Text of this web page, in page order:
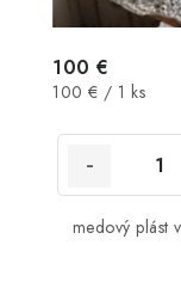
100 €
Jednotková
100 € / 1 ks
medový plást